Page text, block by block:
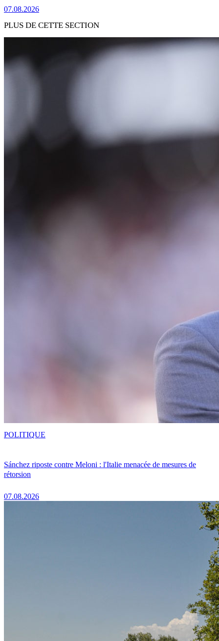
07.08.2026
PLUS DE CETTE SECTION
Sánchez riposte contre Meloni : l'Italie menacée de mesures de
rétorsion
07.08.2026
POLITIQUE